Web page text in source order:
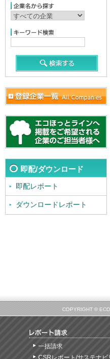
即配/ダウンロード
即配レポート
ダウンロードレポート
COPYRIGHT ©
一括請求
CSRレポート/サステナビ